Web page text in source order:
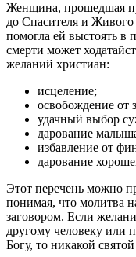
Женщина, прошедшая
до Спасителя и
помогла ей выстоять в
смерти может
желаний христиан:
исцеление;
освобождение от
удачный выбор
дарование
избавление от
дарование
Этот перечень можно
понимая, что молитва
заговором. Если
другому человеку или
Богу, то никакой